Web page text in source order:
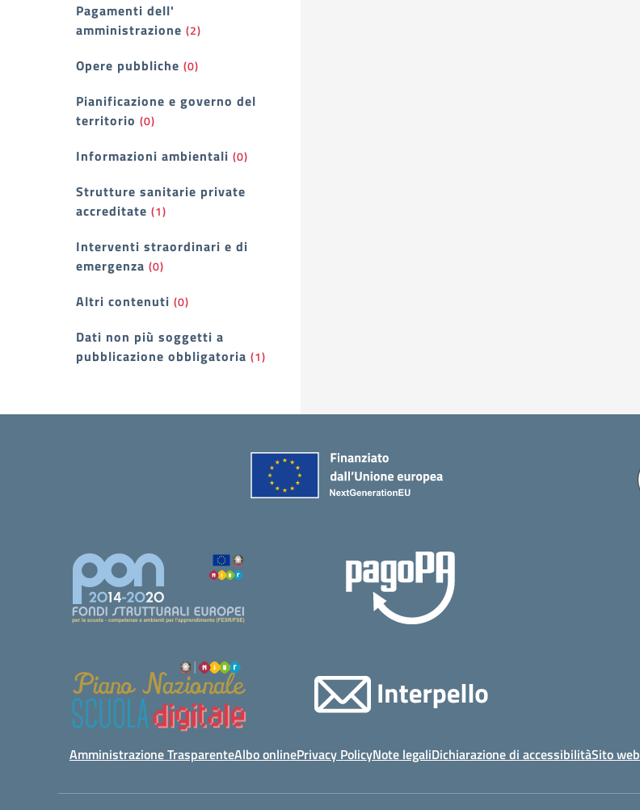
Pagamenti dell'
amministrazione (2)
Opere pubbliche (0)
Pianificazione e governo del
territorio (0)
Informazioni ambientali (0)
Strutture sanitarie private
accreditate (1)
Interventi straordinari e di
emergenza (0)
Altri contenuti (0)
Dati non più soggetti a
pubblicazione obbligatoria (1)
Amministrazione TrasparenteAlbo onlinePrivacy PolicyNote legaliDichiarazione di accessibilitàSito web